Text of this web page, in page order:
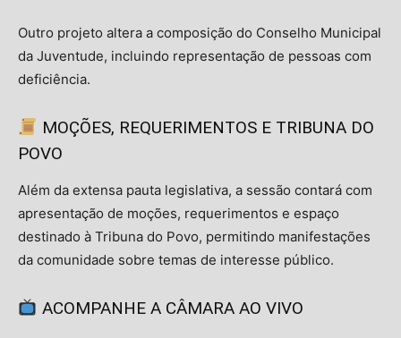
Outro projeto altera a composição do Conselho Municipal
da Juventude, incluindo representação de pessoas com
deficiência.
MOÇÕES, REQUERIMENTOS E TRIBUNA DO
POVO
Além da extensa pauta legislativa, a sessão contará com
apresentação de moções, requerimentos e espaço
destinado à Tribuna do Povo, permitindo manifestações
da comunidade sobre temas de interesse público.
ACOMPANHE A CÂMARA AO VIVO